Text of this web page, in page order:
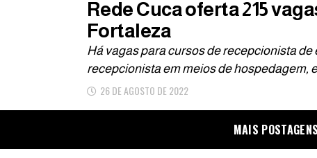
Rede Cuca oferta 215
Fortaleza
Há vagas para cursos de recepcionista
recepcionista em meios de hospedagem,
26 DE AGOSTO DE 2022
MAIS POSTAGENS